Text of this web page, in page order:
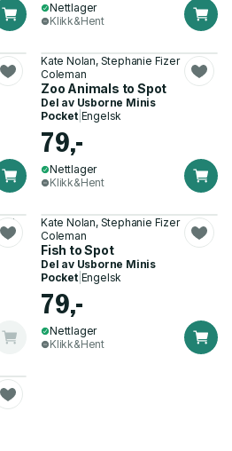
Nettlager
Klikk&Hent
Kate Nolan, Stephanie Fizer
Coleman
Zoo Animals to Spot
Del av Usborne Minis
Pocket| Engelsk
79,-
Nettlager
Klikk&Hent
1
Kate Nolan, Stephanie Fizer
Coleman
Fish to Spot
Del av Usborne Minis
Pocket| Engelsk
79,-
Nettlager
Klikk&Hent